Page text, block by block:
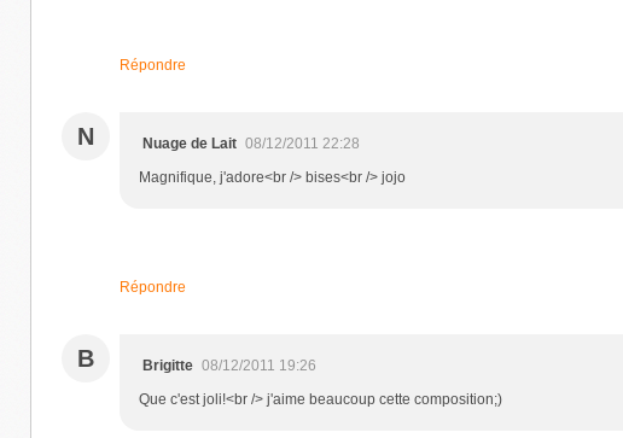
Répondre
N Nuage de Lait 08/12/2011 22:28
Magnifique, j'adore<br /> bises<br /> jojo
Répondre
B Brigitte 08/12/2011 19:26
Que c'est joli!<br /> j'aime beaucoup cette composition;)